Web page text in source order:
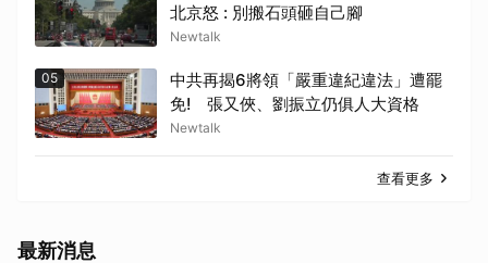
北京怒 : 別搬石頭砸自己腳
Newtalk
05
中共再揭6將領「嚴重違紀違法」遭罷
免! 張又俠、劉振立仍俱人大資格
Newtalk
查看更多
最新消息